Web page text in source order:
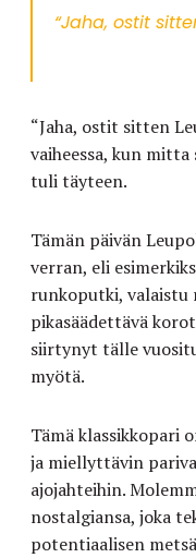
“Jaha, ostit
“Jaha, ostit sitten
vaiheessa, kun mitta
tuli täyteen.
Tämän päivän
verran, eli
runkoputki, valaistu
pikasäädettävä
siirtynyt tälle
myötä.
Tämä klassikkopari
ja miellyttävin
ajojahteihin.
nostalgiansa, joka
potentiaalisen